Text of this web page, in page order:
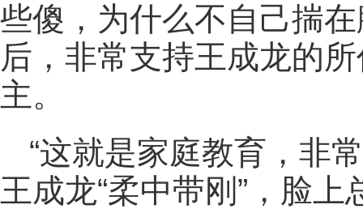
些傻，为什么不自己揣
后，非常支持王成龙的
主。
“这就是家庭教育，非
王成龙“柔中带刚”，脸